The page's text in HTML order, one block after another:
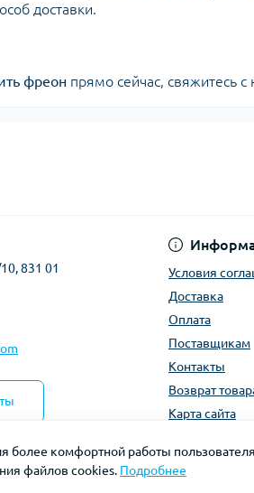
доставки.
фреон прямо сейчас, свяжитесь с
831 01
Условия
Доставка
Оплата
Поставщикам
Контакты
Возврат
Карта сайта
более комфортной работы
файлов cookies. Подробнее